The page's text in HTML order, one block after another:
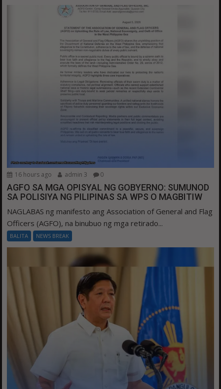
16 hours ago admin 3 0
AGFO SA MGA OPISYAL NG GOBYERNO: SUMUNOD
SA POLISIYA NG PILIPINAS SA WPS O MAGBITIW
NAGLABAS ng manifesto ang Association of General and Flag
Officers (AGFO), na binubuo ng mga retirado...
BALITA NEWS BREAK